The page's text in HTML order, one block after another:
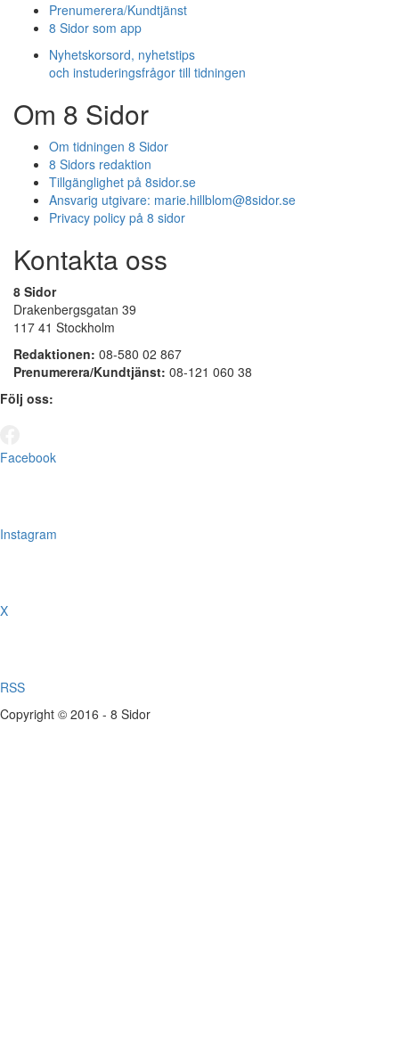
Prenumerera/Kundtjänst
8 Sidor som app
Nyhetskorsord, nyhetstips
och instuderingsfrågor till tidningen
Om 8 Sidor
Om tidningen 8 Sidor
8 Sidors redaktion
Tillgänglighet på 8sidor.se
Ansvarig utgivare: marie.hillblom@8sidor.se
Privacy policy på 8 sidor
Kontakta oss
8 Sidor
Drakenbergsgatan 39
117 41 Stockholm
Redaktionen: 08-580 02 867
Prenumerera/Kundtjänst: 08-121 060 38
Följ oss:
Facebook
Instagram
X
RSS
Copyright © 2016 - 8 Sidor